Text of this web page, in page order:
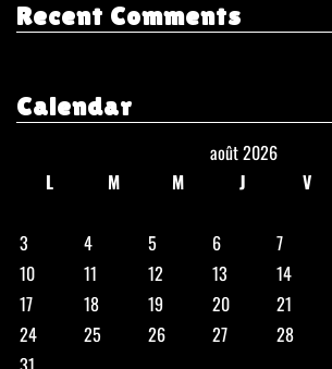
Recent Comments
Calendar
août 2026
L
M M J V
3
4 5 6 7
10
11 12 13 14
17
18 19 20 21
24
25 26 27 28